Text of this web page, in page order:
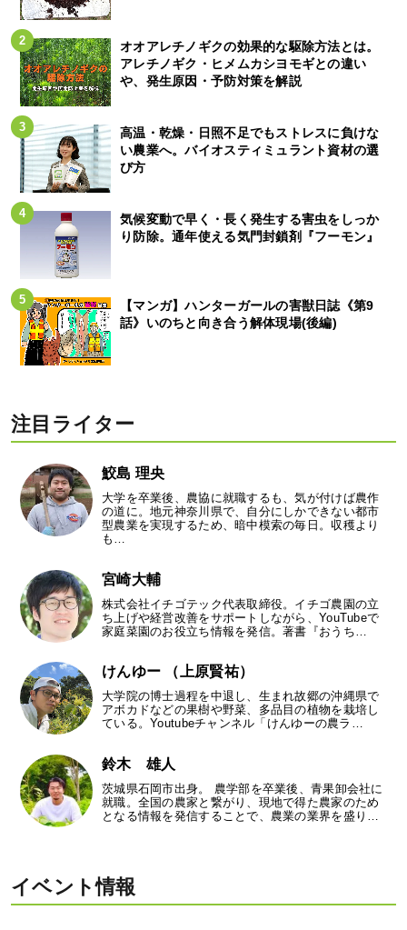
オオアレチノギクの効果的な駆除方法とは。
アレチノギク・ヒメムカシヨモギとの違い
や、発生原因・予防対策を解説
高温・乾燥・日照不足でもストレスに負けな
い農業へ。バイオスティミュラント資材の選
び方
気候変動で早く・長く発生する害虫をしっか
り防除。通年使える気門封鎖剤『フーモン』
【マンガ】ハンターガールの害獣日誌《第9
話》いのちと向き合う解体現場(後編)
注目ライター
鮫島 理央
大学を卒業後、農協に就職するも、気が付けば農作
の道に。地元神奈川県で、自分にしかできない都市
型農業を実現するため、暗中模索の毎日。収穫より
も…
宮崎大輔
株式会社イチゴテック代表取締役。イチゴ農園の立
ち上げや経営改善をサポートしながら、YouTubeで
家庭菜園のお役立ち情報を発信。著書『おうち…
けんゆー （上原賢祐）
大学院の博士過程を中退し、生まれ故郷の沖縄県で
アボカドなどの果樹や野菜、多品目の植物を栽培し
ている。Youtubeチャンネル「けんゆーの農ラ…
鈴木 雄人
茨城県石岡市出身。 農学部を卒業後、青果卸会社に
就職。全国の農家と繋がり、現地で得た農家のため
となる情報を発信することで、農業の業界を盛り…
イベント情報